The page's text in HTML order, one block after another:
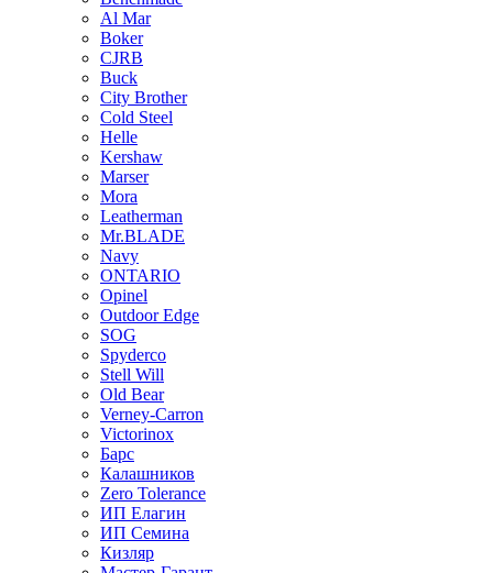
Al Mar
Boker
CJRB
Buck
City Brother
Cold Steel
Helle
Kershaw
Marser
Mora
Leatherman
Mr.BLADE
Navy
ONTARIO
Opinel
Outdoor Edge
SOG
Spyderco
Stell Will
Old Bear
Verney-Carron
Victorinox
Барс
Калашников
Zero Tolerance
ИП Елагин
ИП Семина
Кизляр